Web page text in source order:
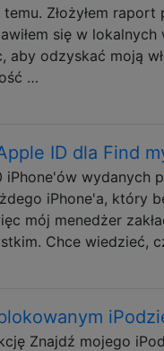
Złożyłem raport
się w
aby odzyskać moją
…
ID dla Find
wydanych
iPhone'a, który
mój menedżer
Chce wiedzieć,
Znajdź mojego